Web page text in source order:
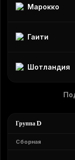
Марокко
Гаити
Шотландия
Группа D
Сборная